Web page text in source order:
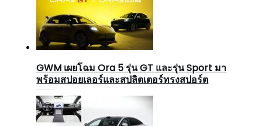
GWM เผยโฉม Ora 5 รุ่น GT และรุ่น Sport มา
พร้อมสปอยเลอร์และสปลิตเตอร์ทรงสปอร์ต